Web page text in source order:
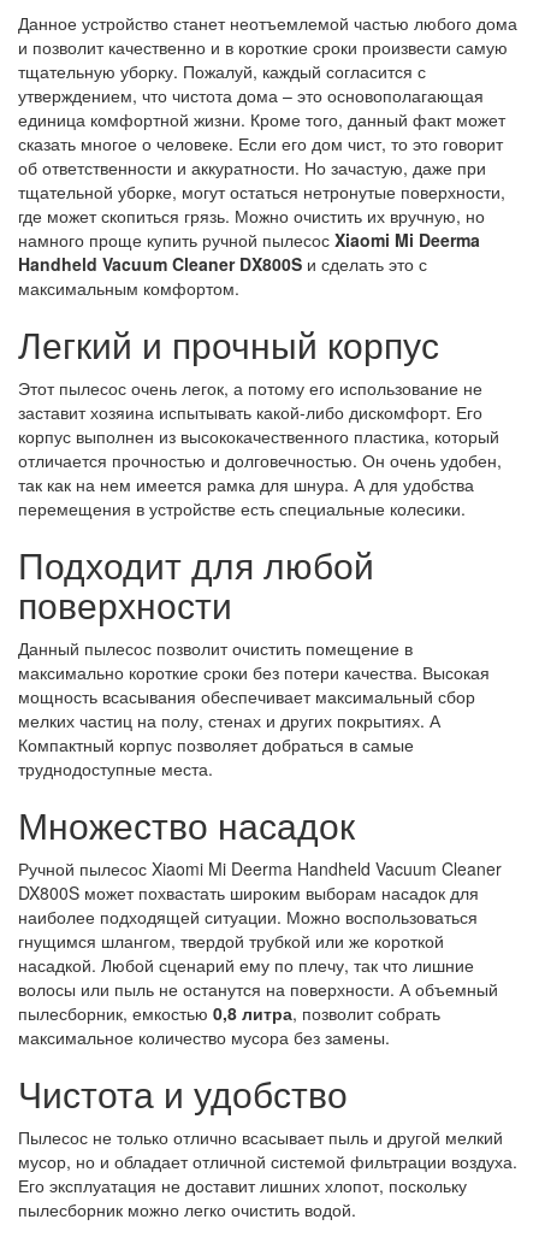
Данное устройство станет неотъемлемой частью любого дома
и позволит качественно и в короткие сроки произвести самую
тщательную уборку. Пожалуй, каждый согласится с
утверждением, что чистота дома – это основополагающая
единица комфортной жизни. Кроме того, данный факт может
сказать многое о человеке. Если его дом чист, то это говорит
об ответственности и аккуратности. Но зачастую, даже при
тщательной уборке, могут остаться нетронутые поверхности,
где может скопиться грязь. Можно очистить их вручную, но
намного проще купить ручной пылесос Xiaomi Mi Deerma
Handheld Vacuum Cleaner DX800S и сделать это с
максимальным комфортом.
Легкий и прочный корпус
Этот пылесос очень легок, а потому его использование не
заставит хозяина испытывать какой-либо дискомфорт. Его
корпус выполнен из высококачественного пластика, который
отличается прочностью и долговечностью. Он очень удобен,
так как на нем имеется рамка для шнура. А для удобства
перемещения в устройстве есть специальные колесики.
Подходит для любой
поверхности
Данный пылесос позволит очистить помещение в
максимально короткие сроки без потери качества. Высокая
мощность всасывания обеспечивает максимальный сбор
мелких частиц на полу, стенах и других покрытиях. А
Компактный корпус позволяет добраться в самые
труднодоступные места.
Множество насадок
Ручной пылесос Xiaomi Mi Deerma Handheld Vacuum Cleaner
DX800S может похвастать широким выборам насадок для
наиболее подходящей ситуации. Можно воспользоваться
гнущимся шлангом, твердой трубкой или же короткой
насадкой. Любой сценарий ему по плечу, так что лишние
волосы или пыль не останутся на поверхности. А объемный
пылесборник, емкостью 0,8 литра, позволит собрать
максимальное количество мусора без замены.
Чистота и удобство
Пылесос не только отлично всасывает пыль и другой мелкий
мусор, но и обладает отличной системой фильтрации воздуха.
Его эксплуатация не доставит лишних хлопот, поскольку
пылесборник можно легко очистить водой.